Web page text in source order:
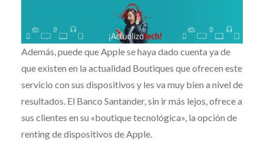
Además, puede que Apple se haya dado cuenta ya de
que existen en la actualidad Boutiques que ofrecen este
servicio con sus dispositivos y les va muy bien a nivel de
resultados. El Banco Santander, sin ir más lejos, ofrece a
sus clientes en su «boutique tecnológica», la opción de
renting de dispositivos de Apple.